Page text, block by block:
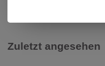
Zuletzt angesehen